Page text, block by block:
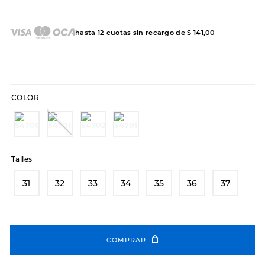
hasta 12 cuotas sin recargo de$ 141,00
COLOR
Talles
31 32 33 34 35 36 37
COMPRAR